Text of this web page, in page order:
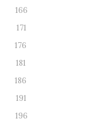
166
171
176
181
186
191
196